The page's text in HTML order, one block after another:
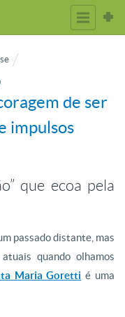
de ser
impulsos
que ecoa pela
passado distante, mas
quando olhamos
Maria Goretti é uma